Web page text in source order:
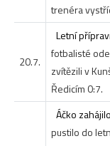
trenéra
20.7.
Letní
fotbalisté
zvítězili v
Ředicím 0:7.
Áčko
pustilo do